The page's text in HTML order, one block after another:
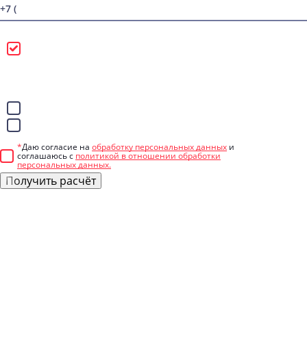
*Даю согласие на обработку персональных данных и
соглашаюсь с политикой в отношении обработки
персональных данных.
Получить расчёт